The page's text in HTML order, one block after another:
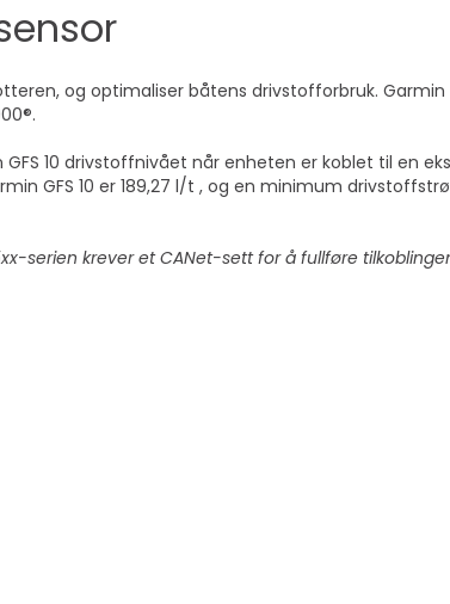
og optimaliser båtens drivstofforbruk. Garmin
10 drivstoffnivået når enheten er koblet til en
GFS 10 er 189,27 l/t , og en minimum
serien krever et CANet-sett for å fullføre